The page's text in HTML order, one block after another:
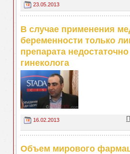
23.05.2013
В случае применения
беременности только
препарата
гинеколога
16.02.2013
Объем мирового